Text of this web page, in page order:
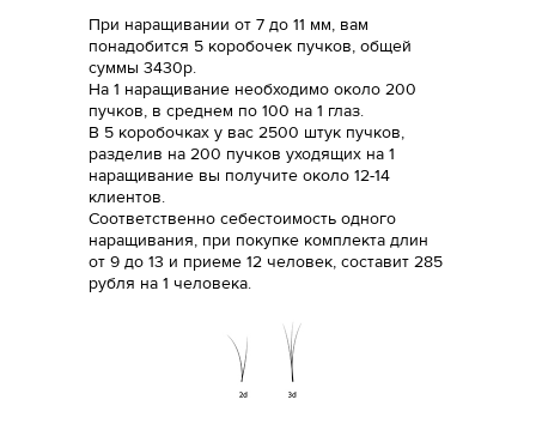
При наращивании от 7 до 11 мм, вам
понадобится 5 коробочек пучков, общей
суммы 3430р.
На 1 наращивание необходимо около 200
пучков, в среднем по 100 на 1 глаз.
В 5 коробочках у вас 2500 штук пучков,
разделив на 200 пучков уходящих на 1
наращивание вы получите около 12-14
клиентов.
Соответственно себестоимость одного
наращивания, при покупке комплекта длин
от 9 до 13 и приеме 12 человек, составит 285
рубля на 1 человека.